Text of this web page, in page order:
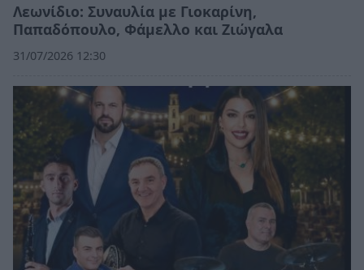
Λεωνίδιο: Συναυλία με Γιοκαρίνη,
Παπαδόπουλο, Φάμελλο και Ζιώγαλα
31/07/2026 12:30